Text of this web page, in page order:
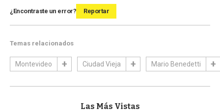
¿Encontraste un error? Reportar
Temas relacionados
Montevideo Ciudad Vieja Mario Benedetti
Las Más Vistas